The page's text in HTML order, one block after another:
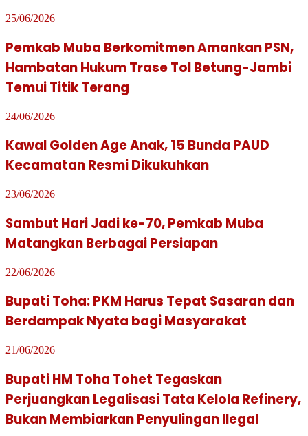
25/06/2026
Pemkab Muba Berkomitmen Amankan PSN,
Hambatan Hukum Trase Tol Betung-Jambi
Temui Titik Terang
24/06/2026
Kawal Golden Age Anak, 15 Bunda PAUD
Kecamatan Resmi Dikukuhkan
23/06/2026
Sambut Hari Jadi ke-70, Pemkab Muba
Matangkan Berbagai Persiapan
22/06/2026
Bupati Toha: PKM Harus Tepat Sasaran dan
Berdampak Nyata bagi Masyarakat
21/06/2026
Bupati HM Toha Tohet Tegaskan
Perjuangkan Legalisasi Tata Kelola Refinery,
Bukan Membiarkan Penyulingan Ilegal